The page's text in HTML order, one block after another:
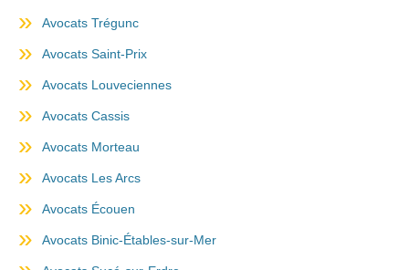
Avocats Trégunc
Avocats Saint-Prix
Avocats Louveciennes
Avocats Cassis
Avocats Morteau
Avocats Les Arcs
Avocats Écouen
Avocats Binic-Étables-sur-Mer